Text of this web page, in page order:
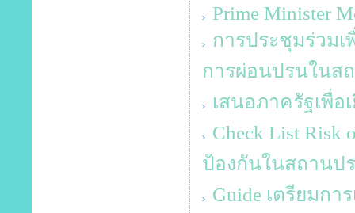
Prime Minister
การประชุมร่วม
การผ่อนปรนในส
เสนอภาครัฐเพื่อ
Check List
ป้องกันในสถานป
Guide เตรียมกา